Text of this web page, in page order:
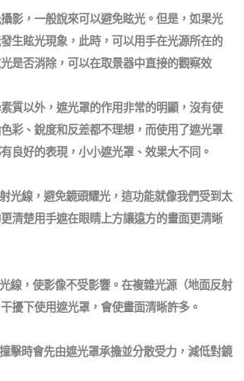
影，一般說來可以避免眩光。但是，如果光
生眩光現象，此時，可以用手在光源所在的
是否消除，可以在取景器中直接的觀察效
質以外，遮光罩的作用非常的明顯，沒有使
彩、銳度和反差都不理想，而使用了遮光罩
良好的表現，小小遮光罩、效果大不同。
光線，避免鏡頭耀光，這功能就像我們受到太
清楚用手遮在眼睛上方讓遠方的畫面更清晰
線，使影像不受影響。在複雜光源（地面反射
擾下使用遮光罩，會使畫面清晰許多。
擊時會先由遮光罩承擔並分散受力，減低對鏡